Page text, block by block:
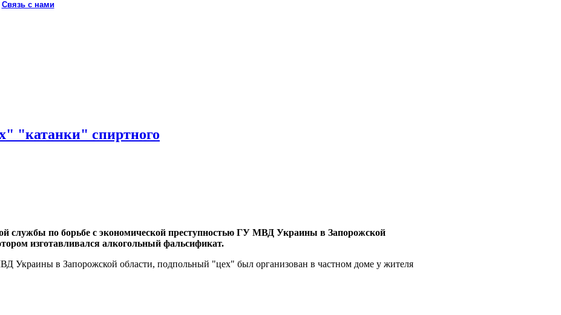
Связь с нами
"катанки" спиртного
службы по борьбе с экономической преступностью ГУ МВД Украины в Запорожской
изготавливался алкогольный фальсификат.
Украины в Запорожской области, подпольный "цех" был организован в частном доме у жителя